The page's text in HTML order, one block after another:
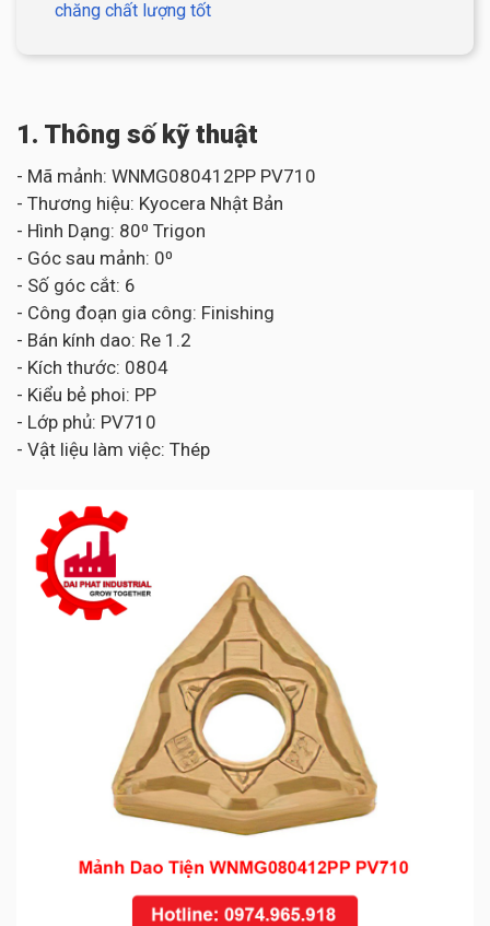
chăng chất lượng tốt
1. Thông số kỹ thuật
- Mã mảnh: WNMG080412PP PV710
- Thương hiệu: Kyocera Nhật Bản
- Hình Dạng: 80⁰ Trigon
- Góc sau mảnh: 0⁰
- Số góc cắt: 6
- Công đoạn gia công: Finishing
- Bán kính dao: Re 1.2
- Kích thước: 0804
- Kiểu bẻ phoi: PP
- Lớp phủ: PV710
- Vật liệu làm việc: Thép